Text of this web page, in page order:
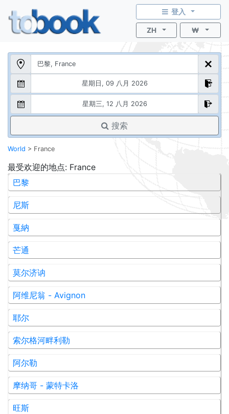
登入
ZH ₩
搜索
World > France
最受欢迎的地点: France
巴黎
尼斯
戛納
芒通
莫尔济讷
阿维尼翁 - Avignon
耶尔
索尔格河畔利勒
阿尔勒
摩纳哥 - 蒙特卡洛
旺斯